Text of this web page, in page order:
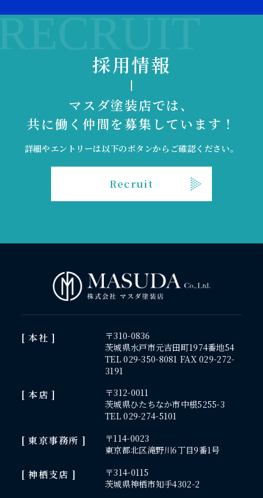
採用情報
マスダ塗装店では、
共に働く仲間を募集しています！
詳細やエントリーは以下のボタンからご確認ください。
Recruit
[ 本社 ]
〒310-0836
茨城県水戸市元吉田町1974番地54
TEL 029-350-8081 FAX 029-272-
3191
[ 本店 ]
〒312-0011
茨城県ひたちなか市中根5255-3
TEL 029-274-5101
[ 東京事務所 ]
〒114-0023
東京都北区滝野川6丁目9番1号
[ 神栖支店 ]
〒314-0115
茨城県神栖市知手4302-2